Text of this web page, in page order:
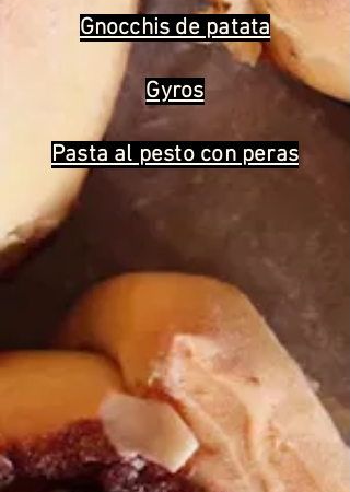
Gnocchis de patata
Gyros
Pasta al pesto con peras